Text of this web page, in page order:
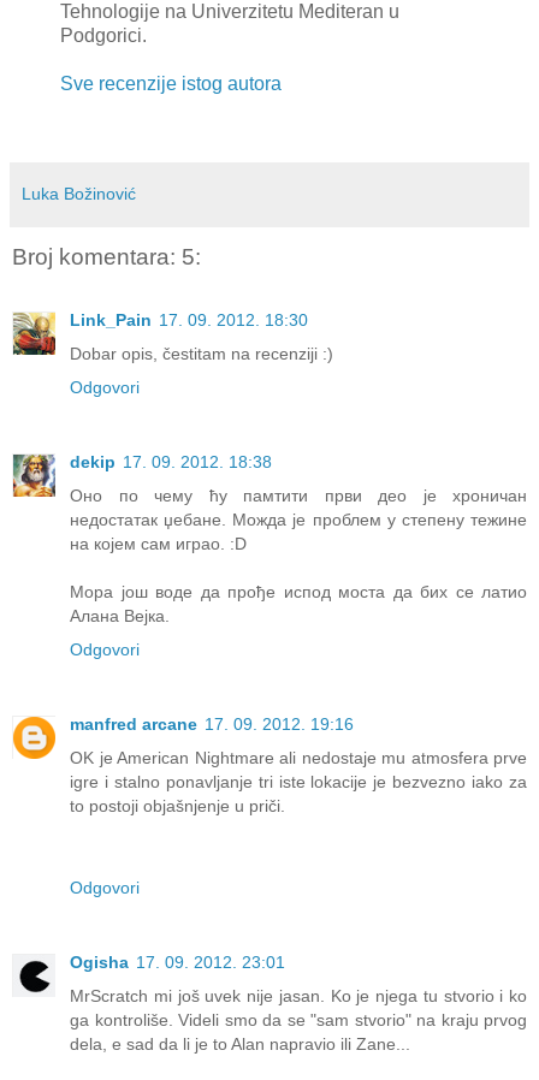
Tehnologije na Univerzitetu Mediteran u
Podgorici.
Sve recenzije istog autora
Luka Božinović
Broj komentara: 5:
Link_Pain 17. 09. 2012. 18:30
Dobar opis, čestitam na recenziji :)
Odgovori
dekip 17. 09. 2012. 18:38
Оно по чему ћу памтити први део је хроничан
недостатак џебане. Можда је проблем у степену тежине
на којем сам играо. :D
Мора још воде да прође испод моста да бих се латио
Алана Вејка.
Odgovori
manfred arcane 17. 09. 2012. 19:16
OK je American Nightmare ali nedostaje mu atmosfera prve
igre i stalno ponavljanje tri iste lokacije je bezvezno iako za
to postoji objašnjenje u priči.
Odgovori
Ogisha 17. 09. 2012. 23:01
MrScratch mi još uvek nije jasan. Ko je njega tu stvorio i ko
ga kontroliše. Videli smo da se "sam stvorio" na kraju prvog
dela, e sad da li je to Alan napravio ili Zane...